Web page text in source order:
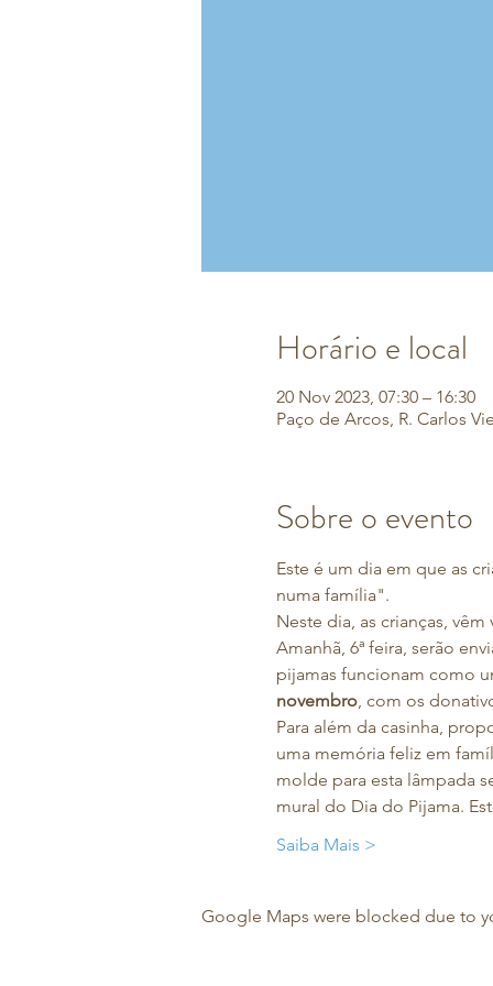
Horário e local
20 Nov 2023, 07:30 – 16:30
Paço de Arcos, R. Carlos
Sobre o evento
Este é um dia em que as
numa família".
Neste dia, as crianças,
Amanhã, 6ª feira, serão
pijamas funcionam como
novembro, com os
Para além da casinha,
uma memória feliz em
molde para esta lâmpada
mural do Dia do Pijama.
Saiba Mais >
Google Maps were blocked due to